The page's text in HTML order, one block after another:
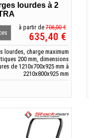
lourdes à 2
à partir de 706,00 €
635,40 €
lourdes, charge maximum
200 mm, dimensions
de 1210x700x925 mm à
2210x800x925 mm